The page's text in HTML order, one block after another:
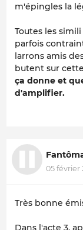
m'épingles la
Toutes les
parfois
larrons amis
butent sur
ça donne et
d'amplifier.
05 février
Très bonne
Dans l'acte 3,